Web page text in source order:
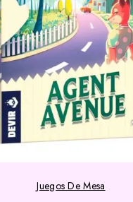
Juegos De Mesa